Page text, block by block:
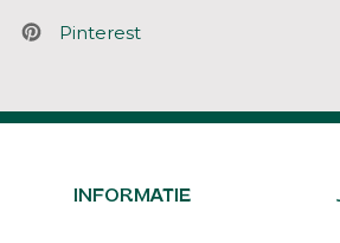
Pinterest
INFORMATIE